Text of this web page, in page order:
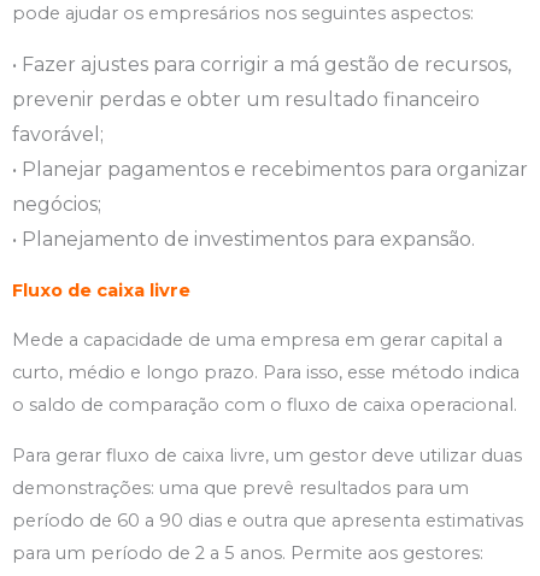
pode ajudar os empresários nos seguintes aspectos:
• Fazer ajustes para corrigir a má gestão de recursos,
prevenir perdas e obter um resultado financeiro
favorável;
• Planejar pagamentos e recebimentos para organizar
negócios;
• Planejamento de investimentos para expansão.
Fluxo de caixa livre
Mede a capacidade de uma empresa em gerar capital a
curto, médio e longo prazo. Para isso, esse método indica
o saldo de comparação com o fluxo de caixa operacional.
Para gerar fluxo de caixa livre, um gestor deve utilizar duas
demonstrações: uma que prevê resultados para um
período de 60 a 90 dias e outra que apresenta estimativas
para um período de 2 a 5 anos. Permite aos gestores: